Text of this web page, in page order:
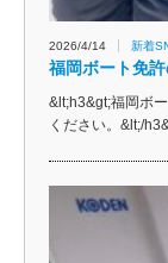
2026/4/14 新着
福岡ボート免
&lt;h3&gt;福岡ボ
ください。&lt;/